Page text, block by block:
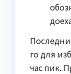
го для
час пик.